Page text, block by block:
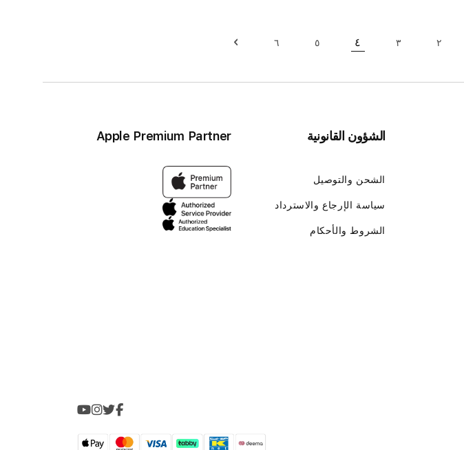
٢ ٣
حاليا انت تقرأ الصفحة
٤ ٥ ٦
الشؤون القانونية
الشحن والتوصيل
سياسة الإرجاع والاسترداد
الشروط والأحكام
Apple Premium Partner